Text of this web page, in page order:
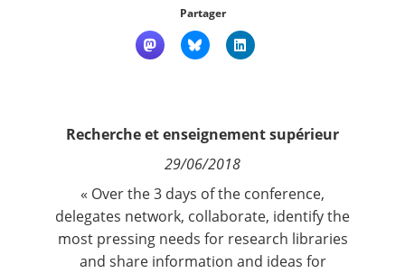
Qui sommes nous ?
Nous suivre
Partager
Recherche et enseignement supérieur
29/06/2018
« Over the 3 days of the conference,
delegates network, collaborate, identify the
most pressing needs for research libraries
and share information and ideas for